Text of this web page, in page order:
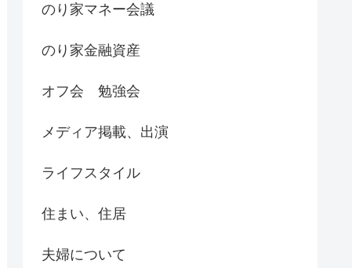
のり家マネー会議
のり家金融資産
オフ会 勉強会
メディア掲載、出演
ライフスタイル
住まい、住居
夫婦について